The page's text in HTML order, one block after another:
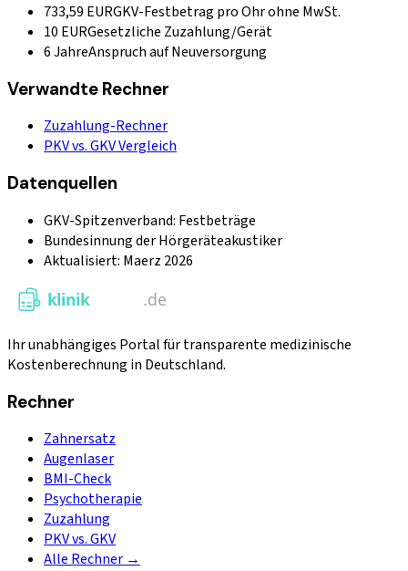
733,59 EURGKV-Festbetrag pro Ohr ohne MwSt.
10 EURGesetzliche Zuzahlung/Gerät
6 JahreAnspruch auf Neuversorgung
Verwandte Rechner
Zuzahlung-Rechner
PKV vs. GKV Vergleich
Datenquellen
GKV-Spitzenverband: Festbeträge
Bundesinnung der Hörgeräteakustiker
Aktualisiert: Maerz 2026
Ihr unabhängiges Portal für transparente medizinische
Kostenberechnung in Deutschland.
Rechner
Zahnersatz
Augenlaser
BMI-Check
Psychotherapie
Zuzahlung
PKV vs. GKV
Alle Rechner →